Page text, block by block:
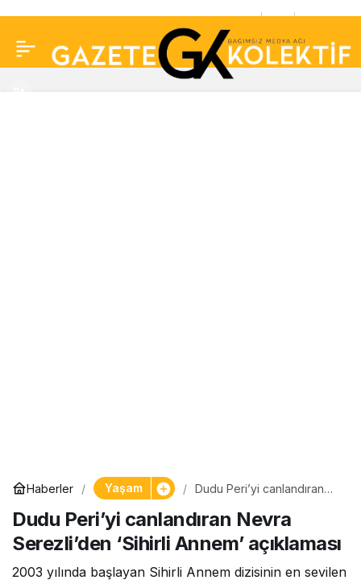
Haberler Yaşam
Dudu Peri’yi canlandıran
Annem’ açıklaması
Dudu Peri’yi canlandıran Nevra
Serezli’den ‘Sihirli Annem’ açıklaması
2003 yılında başlayan Sihirli Annem dizisinin en sevilen
endişelendiren fotoğraf: